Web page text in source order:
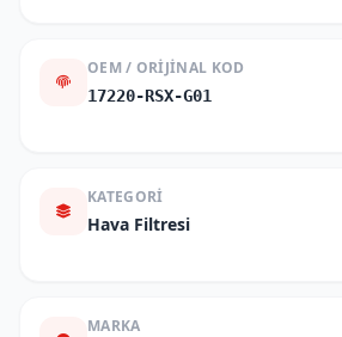
OEM / ORIJINAL KOD
17220-RSX-G01
KATEGORI
Hava Filtresi
MARKA